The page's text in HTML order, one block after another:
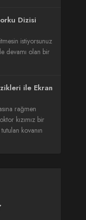
Dizisi
istiyorsunuz
devamı olan bir
ile Ekran
rağmen
kızımız bir
kovanın